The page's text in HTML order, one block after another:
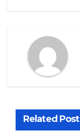
Related Post